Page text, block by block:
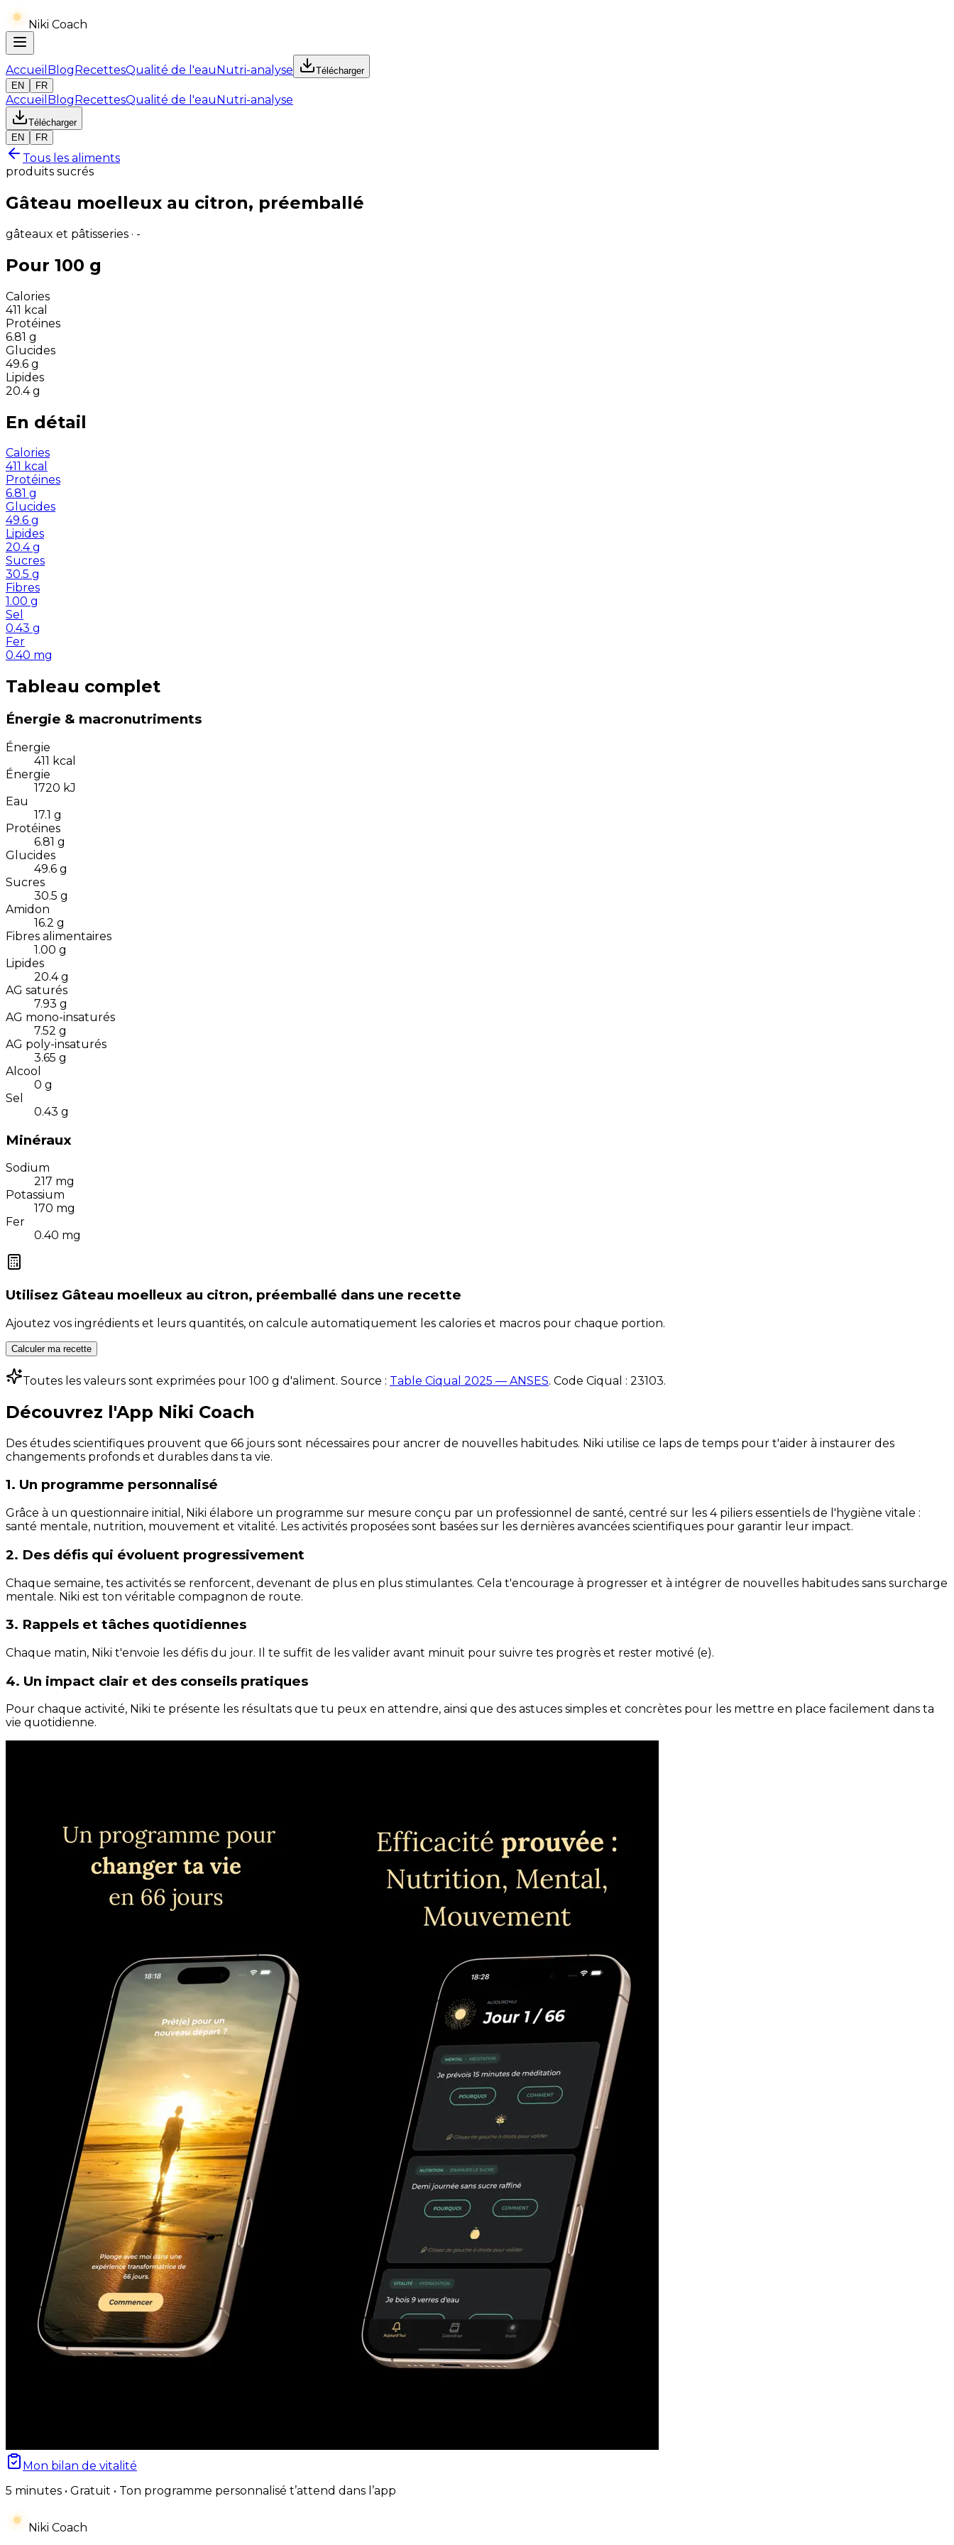
Niki Coach
Accueil BlogRecettesQualité de l'eauNutri-analyse
Télécharger
EN
FR
Accueil BlogRecettesQualité de l'eauNutri-analyse
Télécharger
EN
FR
Tous les aliments
produits sucrés
Gâteau moelleux au citron, préemballé
gâteaux et pâtisseries · -
Pour 100 g
Calories
411 kcal
Protéines
6.81 g
Glucides
49.6 g
Lipides
20.4 g
En détail
Calories
411 kcal
Protéines
6.81 g
Glucides
49.6 g
Lipides
20.4 g
Sucres
30.5 g
Fibres
1.00 g
Sel
0.43 g
Fer
0.40 mg
Tableau complet
Énergie & macronutriments
Énergie
411 kcal
Énergie
1720 kJ
Eau
17.1 g
Protéines
6.81 g
Glucides
49.6 g
Sucres
30.5 g
Amidon
16.2 g
Fibres alimentaires
1.00 g
Lipides
20.4 g
AG saturés
7.93 g
AG mono-insaturés
7.52 g
AG poly-insaturés
3.65 g
Alcool
0 g
Sel
0.43 g
Minéraux
Sodium
217 mg
Potassium
170 mg
Fer
0.40 mg
Utilisez Gâteau moelleux au citron, préemballé dans une recette
Ajoutez vos ingrédients et leurs quantités, on calcule automatiquement les calories et macros pour chaque portion.
Calculer ma recette
Toutes les valeurs sont exprimées pour 100 g d'aliment. Source : Table Ciqual 2025 — ANSES. Code Ciqual : 23103.
Découvrez l'App Niki Coach
Des études scientifiques prouvent que 66 jours sont nécessaires pour ancrer de nouvelles habitudes. Niki utilise ce laps de temps pour t'aider à instaurer des
changements profonds et durables dans ta vie.
1. Un programme personnalisé
Grâce à un questionnaire initial, Niki élabore un programme sur mesure conçu par un professionnel de santé, centré sur les 4 piliers essentiels de l'hygiène vitale :
santé mentale, nutrition, mouvement et vitalité. Les activités proposées sont basées sur les dernières avancées scientifiques pour garantir leur impact.
2. Des défis qui évoluent progressivement
Chaque semaine, tes activités se renforcent, devenant de plus en plus stimulantes. Cela t'encourage à progresser et à intégrer de nouvelles habitudes sans surcharge
mentale. Niki est ton véritable compagnon de route.
3. Rappels et tâches quotidiennes
Chaque matin, Niki t'envoie les défis du jour. Il te suffit de les valider avant minuit pour suivre tes progrès et rester motivé (e).
4. Un impact clair et des conseils pratiques
Pour chaque activité, Niki te présente les résultats que tu peux en attendre, ainsi que des astuces simples et concrètes pour les mettre en place facilement dans ta
vie quotidienne.
Mon bilan de vitalité
5 minutes • Gratuit • Ton programme personnalisé t’attend dans l’app
Niki Coach